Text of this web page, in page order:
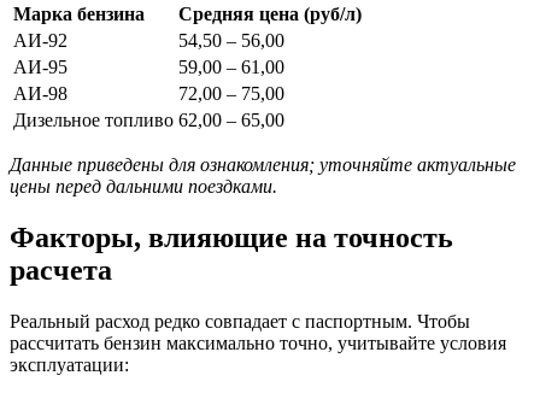
Марка бензина
Средняя цена (руб/л)
АИ-92
54,50 – 56,00
АИ-95
59,00 – 61,00
АИ-98
72,00 – 75,00
Дизельное топливо 62,00 – 65,00
Данные приведены для ознакомления; уточняйте актуальные
цены перед дальними поездками.
Факторы, влияющие на точность
расчета
Реальный расход редко совпадает с паспортным. Чтобы
рассчитать бензин максимально точно, учитывайте условия
эксплуатации: